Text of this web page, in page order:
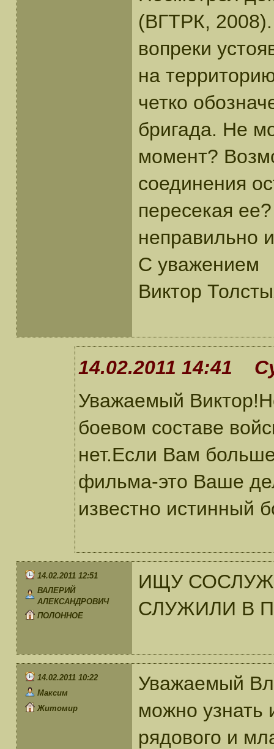
(ВГТРК,
вопреки
на
четко
бригада. Не
момент?
соединения
пересекая
неправильно
С уважением
Виктор
14.02.2011 14:41
Уважаемый
боевом составе
нет.Если Вам
фильма-это Ваше
известно истинный
14.02.2011 12:51
ВАЛЕРИЙ
АЛЕКСАНДРОВИЧ
ПОЛОННОЕ
ИЩУ
СЛУЖИЛИ В
14.02.2011 10:22
Максим
Житомир
Уважаемый
можно
рядового и